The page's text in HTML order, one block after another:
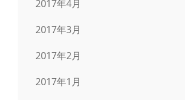
2017年4月
2017年3月
2017年2月
2017年1月